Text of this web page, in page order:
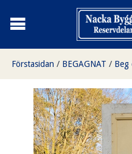
Förstasidan / BEGAGNAT / Beg
Mellan 50-59cm / Enkeldörr,